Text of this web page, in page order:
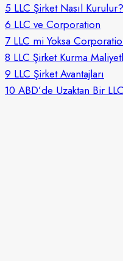
5 LLC Şirket Nasıl Kurulur?
6 LLC ve Corporation
7 LLC mi Yoksa
8 LLC Şirket Kurma
9 LLC Şirket Avantajları
10 ABD’de Uzaktan Bir